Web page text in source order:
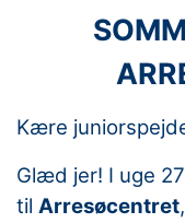
Kære
Glæd jer! I uge
til Arresøcentret